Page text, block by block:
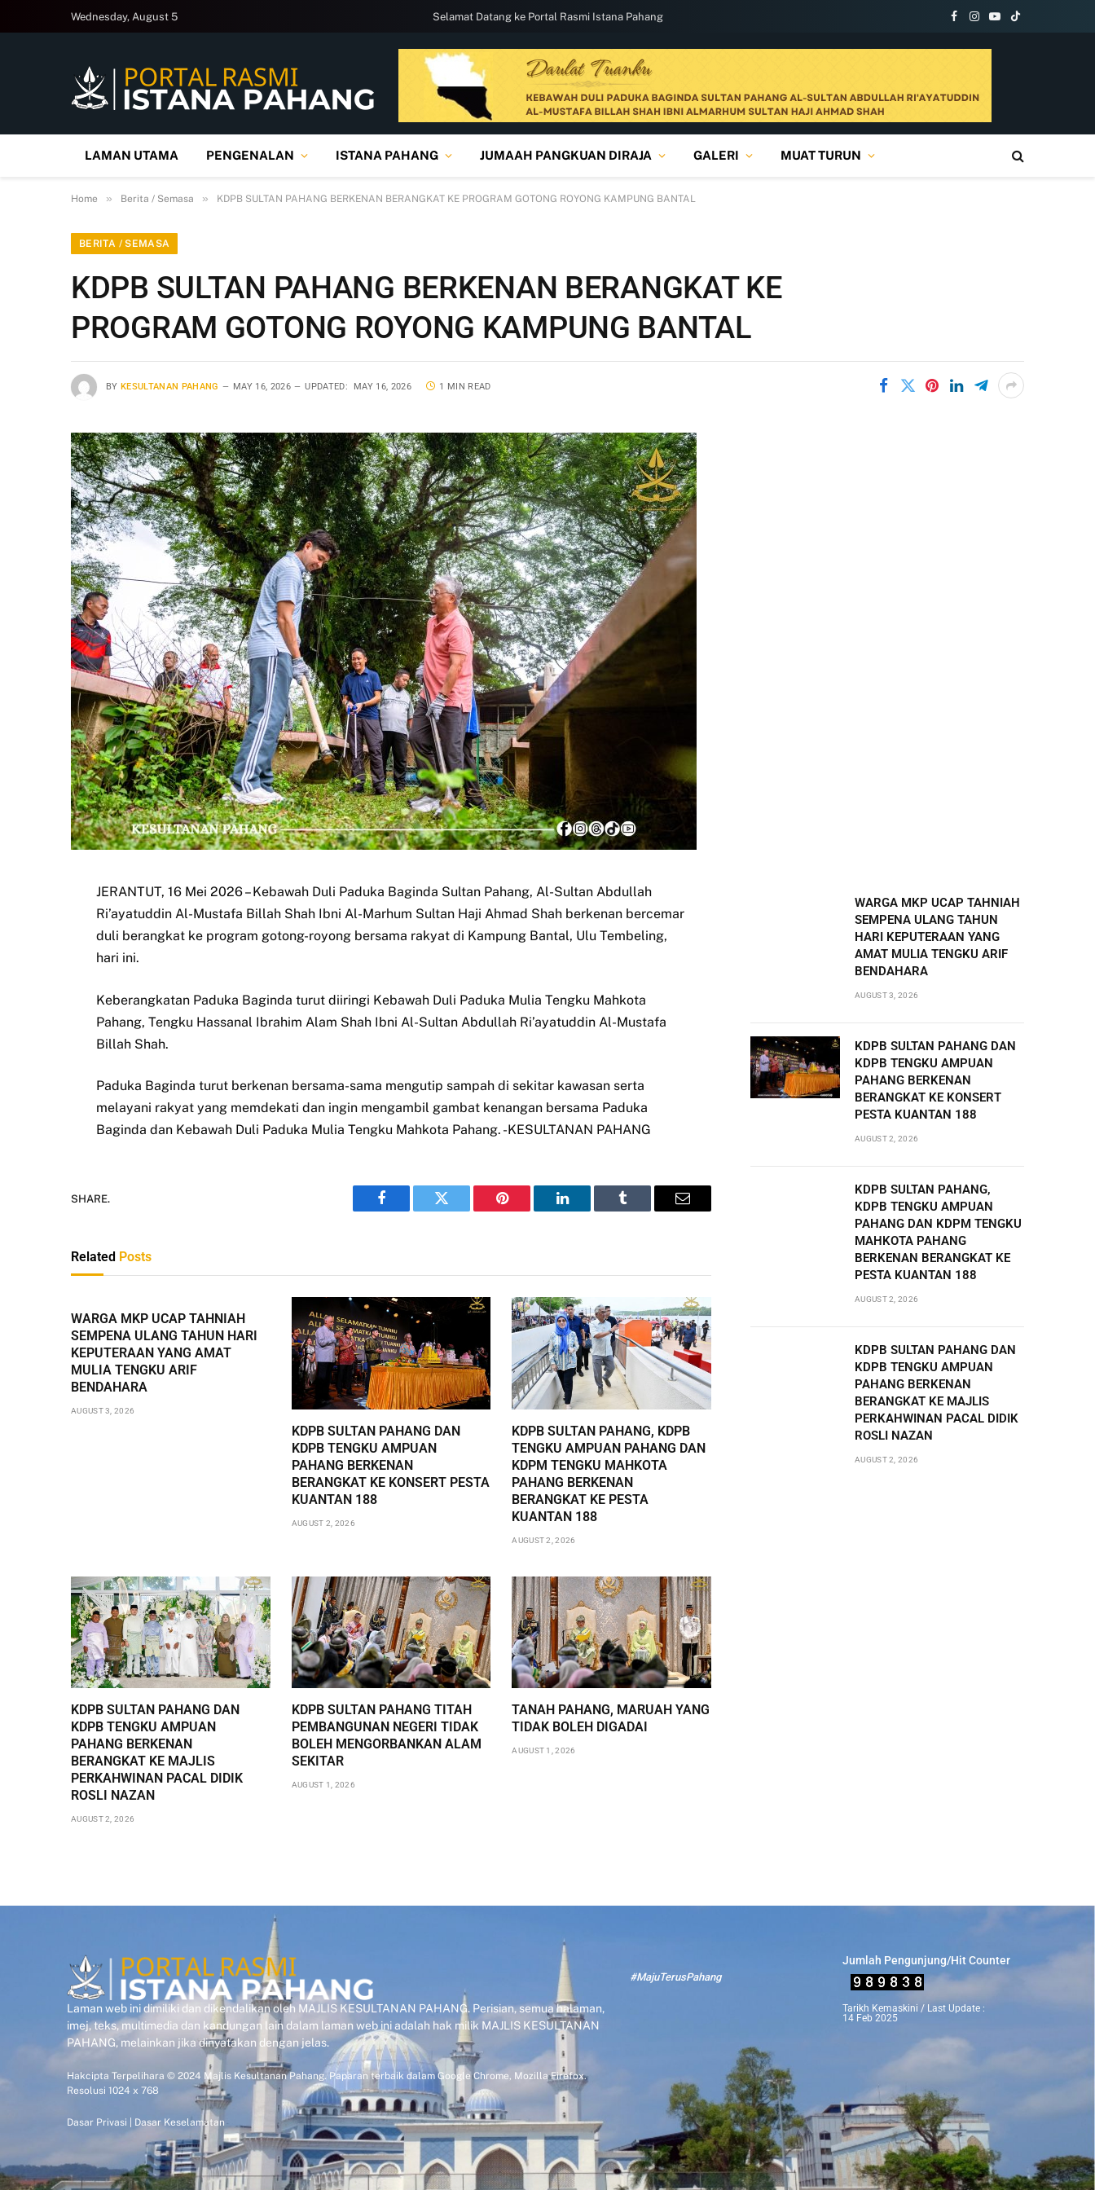
Wednesday, August 5 Selamat Datang ke Portal Rasmi Istana Pahang
Facebook
Instagram
YouTube
TikTok
LAMAN UTAMA PENGENALAN ISTANA PAHANG JUMAAH PANGKUAN DIRAJA GALERI MUAT TURUN
Home » Berita / Semasa » KDPB SULTAN PAHANG BERKENAN BERANGKAT KE PROGRAM GOTONG ROYONG KAMPUNG BANTAL
BERITA / SEMASA
KDPB SULTAN PAHANG BERKENAN BERANGKAT KE
PROGRAM GOTONG ROYONG KAMPUNG BANTAL
BY KESULTANAN PAHANG MAY 16, 2026 UPDATED: MAY 16, 2026 1 MIN READ
JERANTUT, 16 Mei 2026 – Kebawah Duli Paduka Baginda Sultan Pahang, Al-Sultan Abdullah
Ri’ayatuddin Al-Mustafa Billah Shah Ibni Al-Marhum Sultan Haji Ahmad Shah berkenan bercemar
duli berangkat ke program gotong-royong bersama rakyat di Kampung Bantal, Ulu Tembeling,
hari ini.
Keberangkatan Paduka Baginda turut diiringi Kebawah Duli Paduka Mulia Tengku Mahkota
Pahang, Tengku Hassanal Ibrahim Alam Shah Ibni Al-Sultan Abdullah Ri’ayatuddin Al-Mustafa
Billah Shah.
Paduka Baginda turut berkenan bersama-sama mengutip sampah di sekitar kawasan serta
melayani rakyat yang memdekati dan ingin mengambil gambat kenangan bersama Paduka
Baginda dan Kebawah Duli Paduka Mulia Tengku Mahkota Pahang. -KESULTANAN PAHANG
SHARE.
Facebook Twitter Pinterest LinkedIn Tumblr Email
Related Posts
WARGA MKP UCAP TAHNIAH
SEMPENA ULANG TAHUN HARI
KEPUTERAAN YANG AMAT
MULIA TENGKU ARIF
BENDAHARA
AUGUST 3, 2026
KDPB SULTAN PAHANG DAN
KDPB TENGKU AMPUAN
PAHANG BERKENAN
BERANGKAT KE KONSERT PESTA
KUANTAN 188
AUGUST 2, 2026
KDPB SULTAN PAHANG, KDPB
TENGKU AMPUAN PAHANG DAN
KDPM TENGKU MAHKOTA
PAHANG BERKENAN
BERANGKAT KE PESTA
KUANTAN 188
AUGUST 2, 2026
KDPB SULTAN PAHANG DAN
KDPB TENGKU AMPUAN
PAHANG BERKENAN
BERANGKAT KE MAJLIS
PERKAHWINAN PACAL DIDIK
ROSLI NAZAN
AUGUST 2, 2026
KDPB SULTAN PAHANG TITAH
PEMBANGUNAN NEGERI TIDAK
BOLEH MENGORBANKAN ALAM
SEKITAR
AUGUST 1, 2026
TANAH PAHANG, MARUAH YANG
TIDAK BOLEH DIGADAI
AUGUST 1, 2026
WARGA MKP UCAP TAHNIAH
SEMPENA ULANG TAHUN
HARI KEPUTERAAN YANG
AMAT MULIA TENGKU ARIF
BENDAHARA
AUGUST 3, 2026
KDPB SULTAN PAHANG DAN
KDPB TENGKU AMPUAN
PAHANG BERKENAN
BERANGKAT KE KONSERT
PESTA KUANTAN 188
AUGUST 2, 2026
KDPB SULTAN PAHANG,
KDPB TENGKU AMPUAN
PAHANG DAN KDPM TENGKU
MAHKOTA PAHANG
BERKENAN BERANGKAT KE
PESTA KUANTAN 188
AUGUST 2, 2026
KDPB SULTAN PAHANG DAN
KDPB TENGKU AMPUAN
PAHANG BERKENAN
BERANGKAT KE MAJLIS
PERKAHWINAN PACAL DIDIK
ROSLI NAZAN
AUGUST 2, 2026
Laman web ini dimiliki dan dikendalikan oleh MAJLIS KESULTANAN PAHANG. Perisian, semua halaman,
imej, teks, multimedia dan kandungan lain dalam laman web ini adalah hak milik MAJLIS KESULTANAN
PAHANG, melainkan jika dinyatakan dengan jelas.
Hakcipta Terpelihara © 2024 Majlis Kesultanan Pahang. Paparan terbaik dalam Google Chrome, Mozilla Firefox.
Resolusi 1024 x 768
Dasar Privasi Dasar Keselamatan
#MajuTerusPahang
Jumlah Pengunjung/Hit Counter
Tarikh Kemaskini / Last Update :
14 Feb 2025